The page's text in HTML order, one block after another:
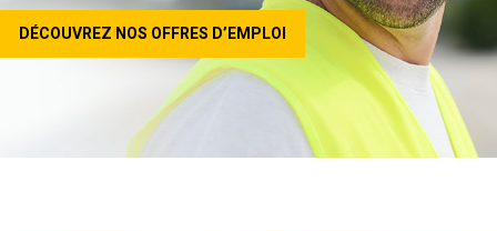
DÉCOUVREZ NOS OFFRES D’EMPLOI